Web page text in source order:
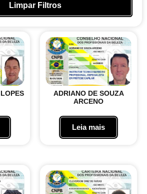
Limpar Filtros
ADRIANO DE SOUZA
ARCENO
Leia mais